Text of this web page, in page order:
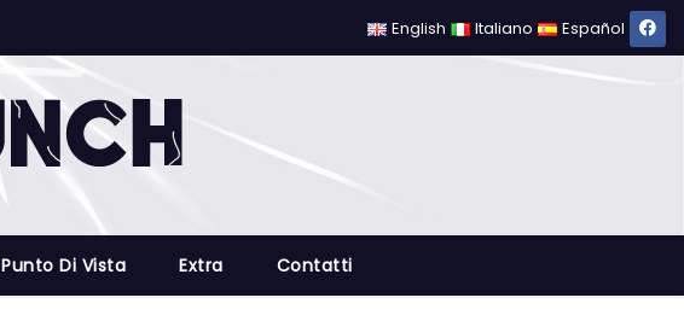
English Italiano Español
Punto Di Vista Extra Contatti